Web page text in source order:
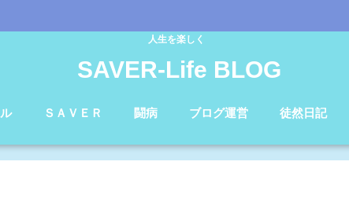
人生を楽しく
SAVER-Life BLOG
ＳＡＶＥＲ 闘病 ブログ運営 徒然日記